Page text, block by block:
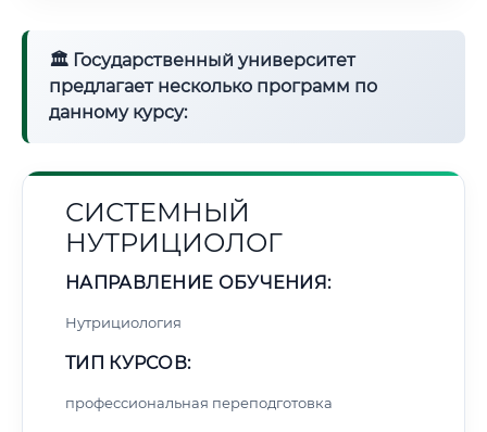
🏛 Государственный университет
предлагает несколько программ по
данному курсу:
СИСТЕМНЫЙ
НУТРИЦИОЛОГ
НАПРАВЛЕНИЕ ОБУЧЕНИЯ:
Нутрициология
ТИП КУРСОВ:
профессиональная переподготовка